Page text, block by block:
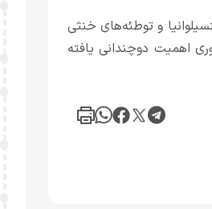
و توطئه‌های خنثی
اهمیت دوچندانی یافته